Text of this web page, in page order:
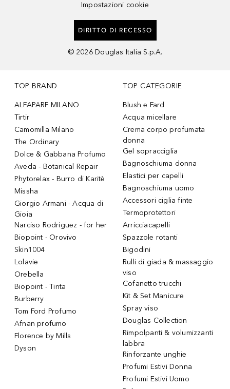
Impostazioni cookie
DIRITTO DI RECESSO
© 2026 Douglas Italia S.p.A.
TOP BRAND
ALFAPARF MILANO
Tirtir
Camomilla Milano
The Ordinary
Dolce & Gabbana Profumo
Aveda - Botanical Repair
Phytorelax - Burro di Karitè
Missha
Giorgio Armani - Acqua di
Gioia
Narciso Rodriguez - for her
Biopoint - Orovivo
Skin1004
Lolavie
Orebella
Biopoint - Tinta
Burberry
Tom Ford Profumo
Afnan profumo
Florence by Mills
Dyson
TOP CATEGORIE
Blush e Fard
Acqua micellare
Crema corpo profumata
donna
Gel sopracciglia
Bagnoschiuma donna
Elastici per capelli
Bagnoschiuma uomo
Accessori ciglia finte
Termoprotettori
Arricciacapelli
Spazzole rotanti
Bigodini
Rulli di giada & massaggio
viso
Cofanetto trucchi
Kit & Set Manicure
Spray viso
Douglas Collection
Rimpolpanti & volumizzanti
labbra
Rinforzante unghie
Profumi Estivi Donna
Profumi Estivi Uomo